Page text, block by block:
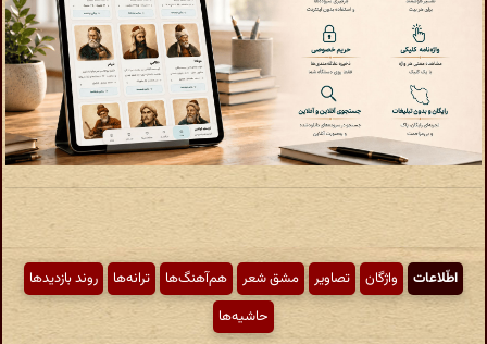
اطّلاعات واژگان تصاویر مشق شعر هم‌آهنگ‌ها ترانه‌ها
روند بازدیدها
حاشیه‌ها